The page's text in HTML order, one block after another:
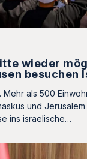
wieder
besuchen
Mehr als 500
und Jerusalem
ins israelische…